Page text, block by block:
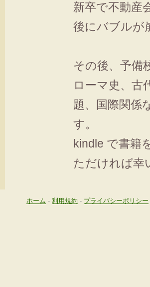
新卒で不動産
後にバブルが
その後、予備
ローマ史、古
題、国際関係
す。
kindle で書籍
ただければ幸
ホーム - 利用規約 - プライバシーポリシー